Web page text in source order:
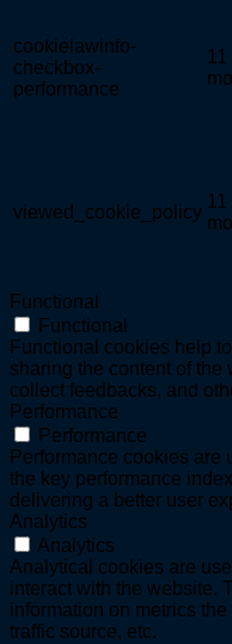
cookielawinfo-
checkbox-
performance
11
viewed_cookie_policy
11
Functional
Functional
Functional cookies help
sharing the content of
collect feedbacks, and
Performance
Performance
Performance cookies are
the key performance
delivering a better user
Analytics
Analytics
Analytical cookies are
interact with the website.
information on metrics
traffic source, etc.